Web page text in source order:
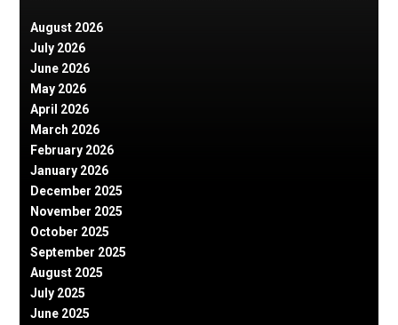
August 2026
July 2026
June 2026
May 2026
April 2026
March 2026
February 2026
January 2026
December 2025
November 2025
October 2025
September 2025
August 2025
July 2025
June 2025